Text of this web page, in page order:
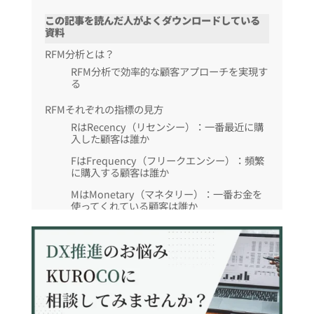
この記事を読んだ人がよくダウンロードしている
資料
RFM分析とは？
RFM分析で効率的な顧客アプローチを実現す
る
RFMそれぞれの指標の見方
RはRecency（リセンシー）：一番最近に購
入した顧客は誰か
FはFrequency（フリークエンシー）：頻繁
に購入する顧客は誰か
MはMonetary（マネタリー）：一番お金を
使ってくれている顧客は誰か
RFM分析 指標の見方とやり方
RFM分析の活用事例